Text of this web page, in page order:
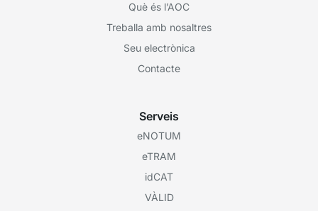
Què és l’AOC
Treballa amb nosaltres
Seu electrònica
Contacte
Serveis
eNOTUM
eTRAM
idCAT
VÀLID